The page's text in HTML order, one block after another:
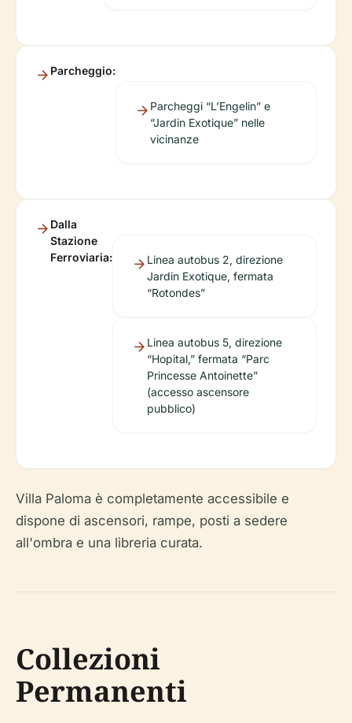
Parcheggio:
Parcheggi “L’Engelin” e
“Jardin Exotique” nelle
vicinanze
Dalla
Stazione
Ferroviaria:
Linea autobus 2, direzione
Jardin Exotique, fermata
“Rotondes”
Linea autobus 5, direzione
“Hopital,” fermata “Parc
Princesse Antoinette”
(accesso ascensore
pubblico)
Villa Paloma è completamente accessibile e
dispone di ascensori, rampe, posti a sedere
all'ombra e una libreria curata.
Collezioni
Permanenti